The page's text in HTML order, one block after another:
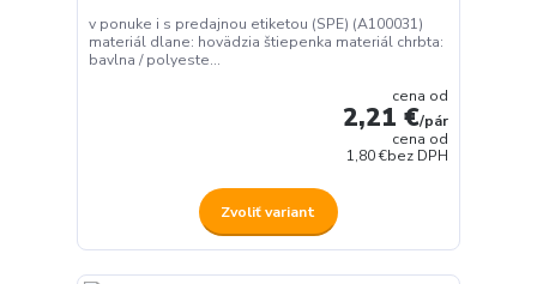
v ponuke i s predajnou etiketou (SPE) (A100031)
materiál dlane: hovädzia štiepenka materiál chrbta:
bavlna / polyeste...
cena od
2,21 €/pár
cena od
1,80 €bez DPH
Zvoliť variant